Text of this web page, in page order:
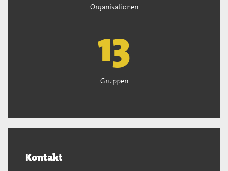
Organisationen
13
Gruppen
Kontakt